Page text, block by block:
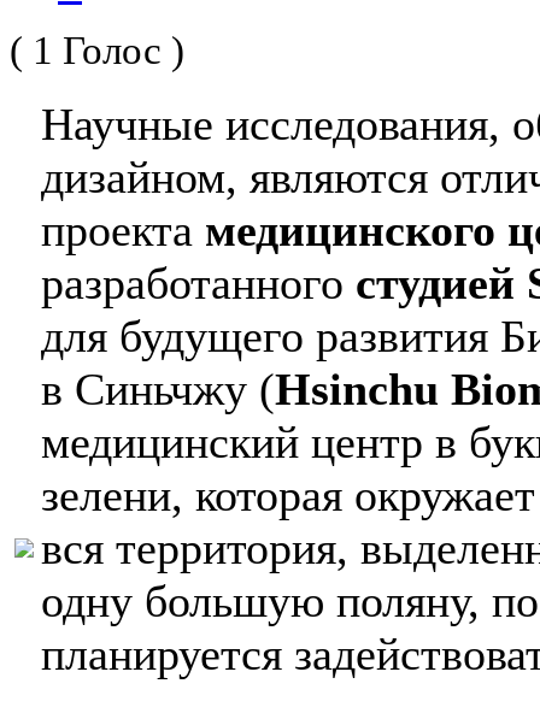
( 1 Голос )
Научные исследования,
дизайном, являются
проекта медицинского
разработанного студией
для будущего развития
в Синьчжу (Hsinchu
медицинский центр в
зелени, которая
вся территория,
одну большую поляну,
планируется